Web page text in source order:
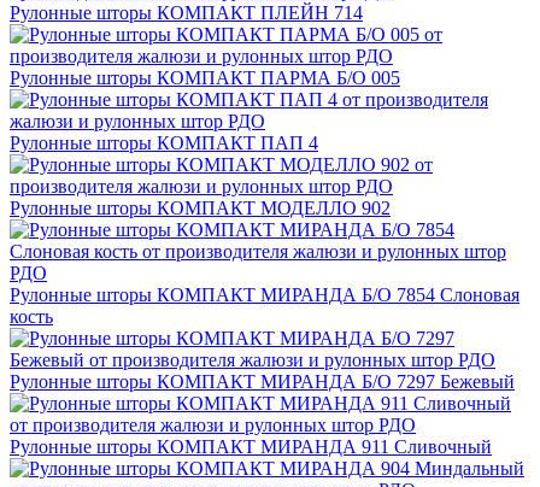
Рулонные шторы КОМПАКТ ПЛЕЙН 714
Рулонные шторы КОМПАКТ ПАРМА Б/О 005
Рулонные шторы КОМПАКТ ПАП 4
Рулонные шторы КОМПАКТ МОДЕЛЛО 902
Рулонные шторы КОМПАКТ МИРАНДА Б/О 7854 Слоновая
кость
Рулонные шторы КОМПАКТ МИРАНДА Б/О 7297 Бежевый
Рулонные шторы КОМПАКТ МИРАНДА 911 Сливочный